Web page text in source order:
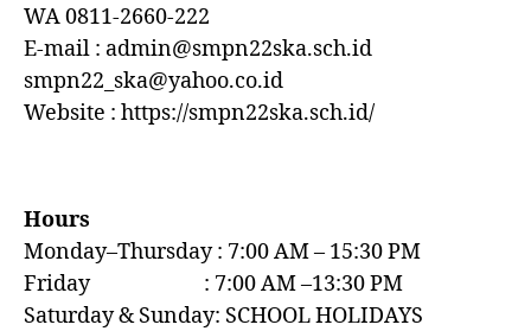
WA 0811-2660-222
E-mail : admin@smpn22ska.sch.id
smpn22_ska@yahoo.co.id
Website : https://smpn22ska.sch.id/
Hours
Monday–Thursday : 7:00 AM – 15:30 PM
Friday : 7:00 AM –13:30 PM
Saturday & Sunday: SCHOOL HOLIDAYS